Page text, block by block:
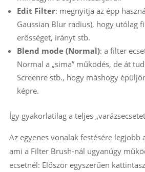
Edit Filter: megnyitja az épp
Gaussian Blur radius), hogy utólag
erősséget, irányt stb.
Blend mode (Normal): a filter
Normal a „sima” működés, de át
Screenre stb., hogy máshogy
képre.
Így gyakorlatilag a teljes
Az egyenes vonalak festésére legjobb
ami a Filter Brush-nál ugyanúgy
ecsetnél: Először egyszerűen